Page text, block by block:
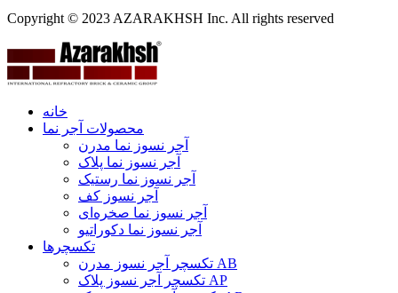
Copyright © 2023 AZARAKHSH Inc. All rights reserved
خانه
محصولات آجر نما
آجر نسوز نما مدرن
آجر نسوز نما پلاک
آجر نسوز نما رستیک
آجر نسوز کف
آجر نسوز نما صخره‌ای
آجر نسوز نما دکوراتیو
تکسچرها
تکسچر آجر نسوز مدرن AB
تکسچر آجر نسوز پلاک AP